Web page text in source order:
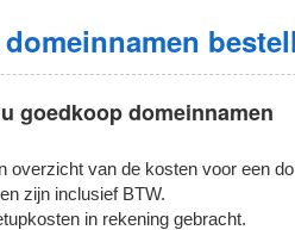
goedkoop domeinnamen
overzicht van de kosten voor een
zijn inclusief BTW.
in rekening gebracht.